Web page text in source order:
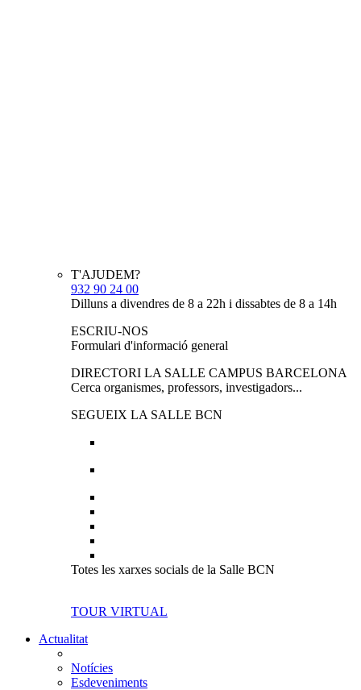
T'AJUDEM?
932 90 24 00
Dilluns a divendres de 8 a 22h i dissabtes de 8 a 14h
ESCRIU-NOS
Formulari d'informació general
DIRECTORI LA SALLE CAMPUS BARCELONA
Cerca organismes, professors, investigadors...
SEGUEIX LA SALLE BCN
Totes les xarxes socials de la Salle BCN
TOUR VIRTUAL
Actualitat
Notícies
Esdeveniments